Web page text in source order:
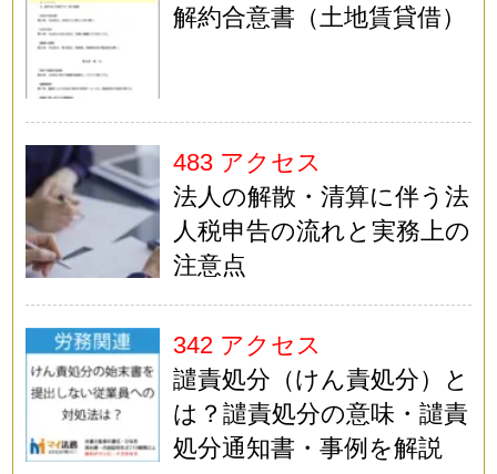
解約合意書（土地賃貸借）
483 アクセス
法人の解散・清算に伴う法
人税申告の流れと実務上の
注意点
342 アクセス
譴責処分（けん責処分）と
は？譴責処分の意味・譴責
処分通知書・事例を解説